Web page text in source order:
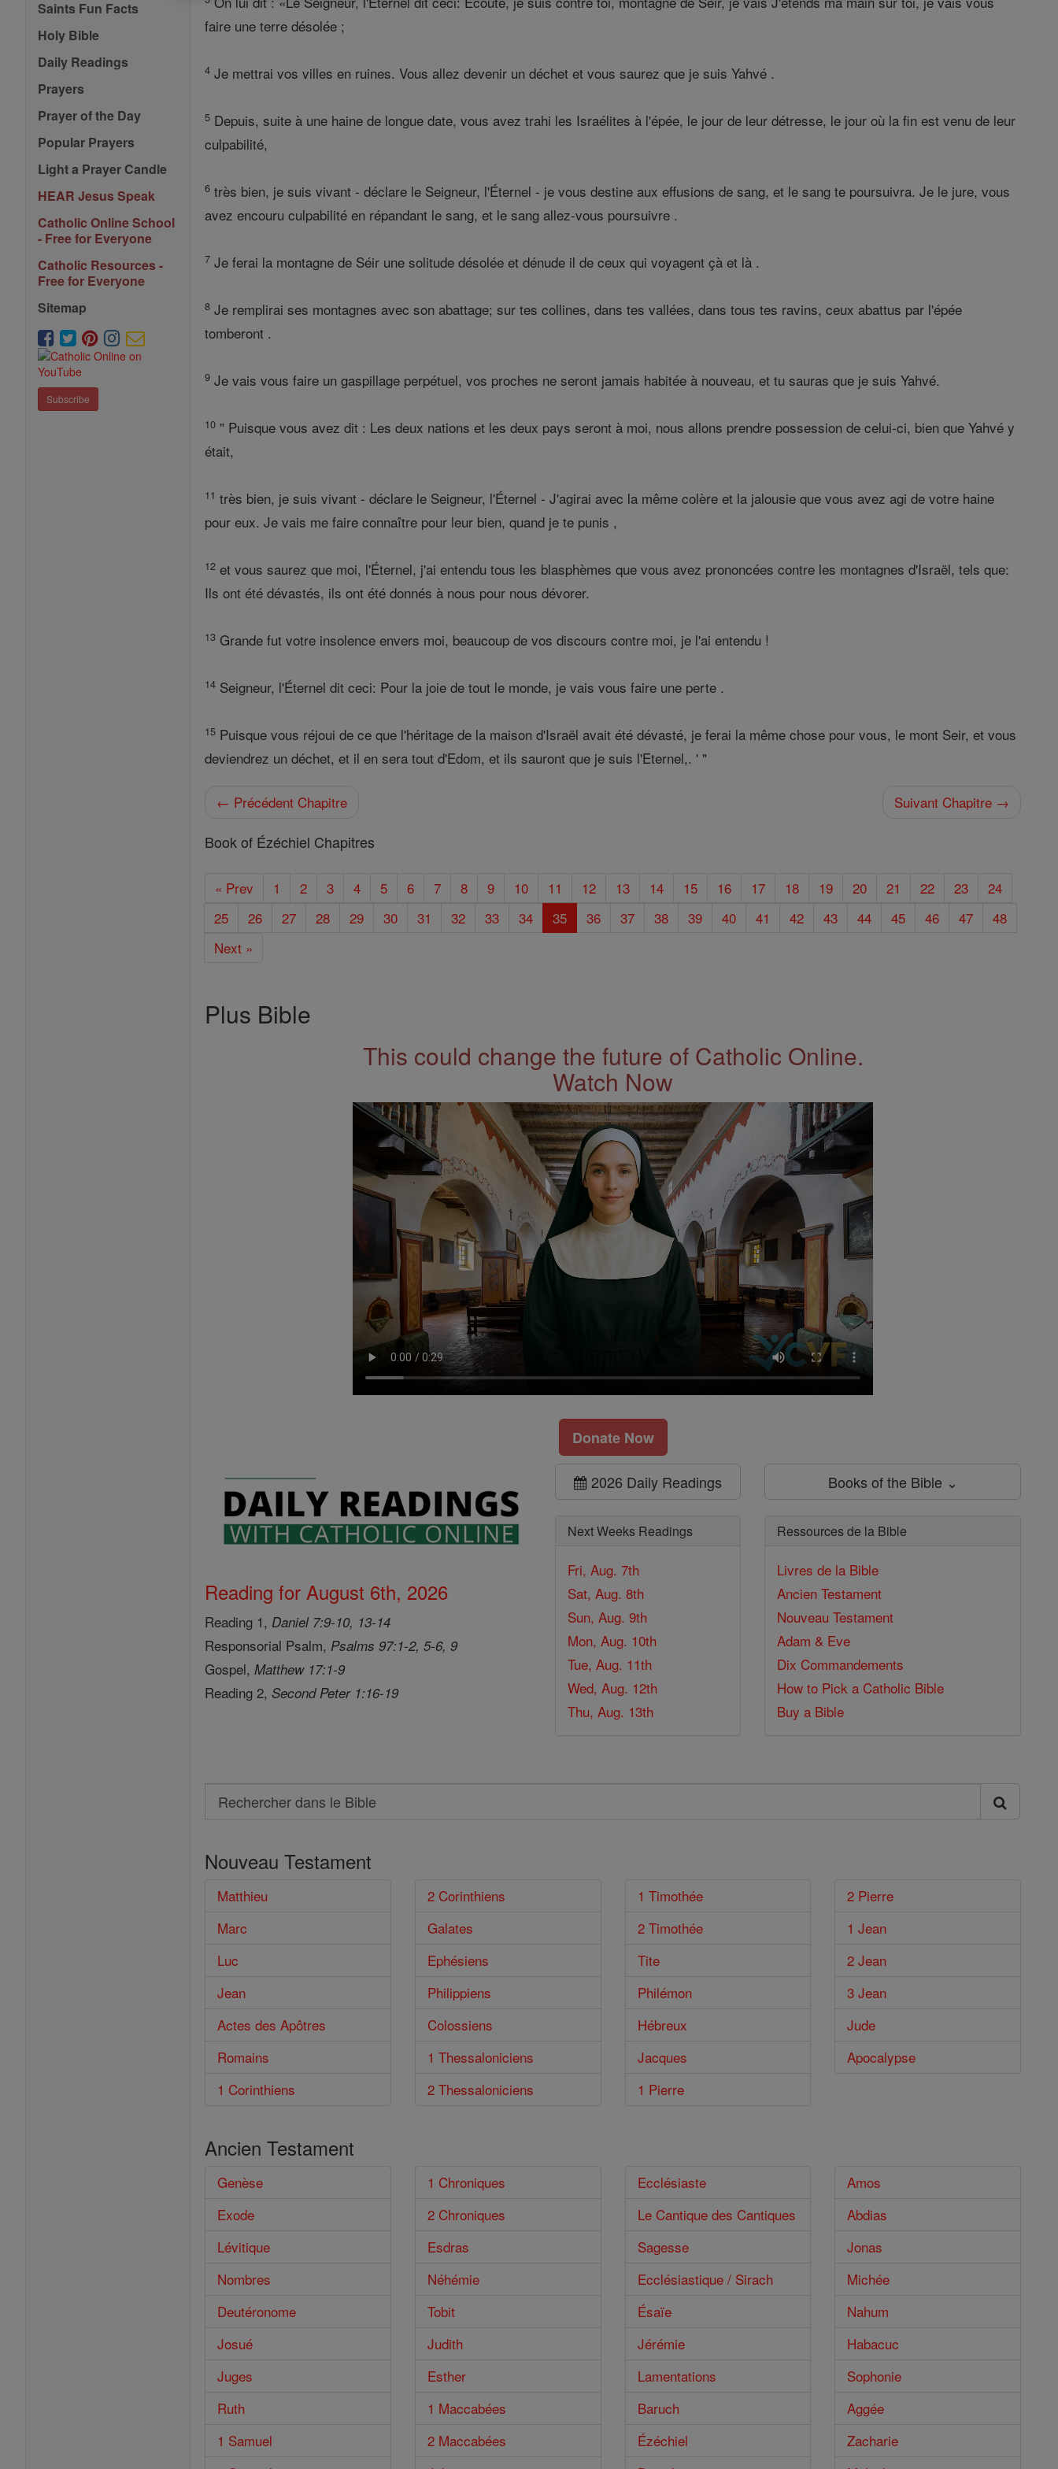
Saints Fun Facts
Holy Bible
Daily Readings
Prayers
Prayer of the Day
Popular Prayers
Light a Prayer Candle
HEAR Jesus Speak
Catholic Online School
- Free for Everyone
Catholic Resources -
Free for Everyone
Sitemap
Subscribe
faire une terre désolée ;
4 Je mettrai vos villes en ruines. Vous allez devenir un déchet et vous saurez que je suis Yahvé .
5 Depuis, suite à une haine de longue date, vous avez trahi les Israélites à l'épée, le jour de leur détresse, le jour où la fin est venu de leur
culpabilité,
6 très bien, je suis vivant - déclare le Seigneur, l'Éternel - je vous destine aux effusions de sang, et le sang te poursuivra. Je le jure, vous
avez encouru culpabilité en répandant le sang, et le sang allez-vous poursuivre .
7 Je ferai la montagne de Séir une solitude désolée et dénude il de ceux qui voyagent çà et là .
8 Je remplirai ses montagnes avec son abattage; sur tes collines, dans tes vallées, dans tous tes ravins, ceux abattus par l'épée
tomberont .
9 Je vais vous faire un gaspillage perpétuel, vos proches ne seront jamais habitée à nouveau, et tu sauras que je suis Yahvé.
10 " Puisque vous avez dit : Les deux nations et les deux pays seront à moi, nous allons prendre possession de celui-ci, bien que Yahvé y
était,
11 très bien, je suis vivant - déclare le Seigneur, l'Éternel - J'agirai avec la même colère et la jalousie que vous avez agi de votre haine
pour eux. Je vais me faire connaître pour leur bien, quand je te punis ,
12 et vous saurez que moi, l'Éternel, j'ai entendu tous les blasphèmes que vous avez prononcées contre les montagnes d'Israël, tels que:
Ils ont été dévastés, ils ont été donnés à nous pour nous dévorer.
13 Grande fut votre insolence envers moi, beaucoup de vos discours contre moi, je l'ai entendu !
14 Seigneur, l'Éternel dit ceci: Pour la joie de tout le monde, je vais vous faire une perte .
15 Puisque vous réjoui de ce que l'héritage de la maison d'Israël avait été dévasté, je ferai la même chose pour vous, le mont Seir, et vous
deviendrez un déchet, et il en sera tout d'Edom, et ils sauront que je suis l'Eternel,. ' "
← Précédent Chapitre Suivant Chapitre →
Book of Ézéchiel Chapitres
« Prev 1 2 3 4 5 6 7 8 9 10 11 12 13 14 15 16 17 18 19 20 21 22 23
24
25
26 27 28 29 30 31 32 33 34 35 36 37 38 39 40 41 42 43 44 45 46 47
48
Next »
Plus Bible
This could change the future of Catholic Online.
Watch Now
Donate Now
Reading for August 6th, 2026
Reading 1, Daniel 7:9-10, 13-14
Responsorial Psalm, Psalms 97:1-2, 5-6, 9
Gospel,Matthew 17:1-9
Reading 2,Second Peter 1:16-19
2026 Daily Readings
Next Weeks Readings
Fri, Aug. 7th
Sat, Aug. 8th
Sun, Aug. 9th
Mon, Aug. 10th
Tue, Aug. 11th
Wed, Aug. 12th
Thu, Aug. 13th
Books of the Bible ⌄
Ressources de la Bible
Livres de la Bible
Ancien Testament
Nouveau Testament
Adam & Eve
Dix Commandements
How to Pick a Catholic Bible
Buy a Bible
Search
Rechercher
le
Bible
Nouveau Testament
Matthieu
Marc
Luc
Jean
Actes des Apôtres
Romains
1 Corinthiens
2 Corinthiens
Galates
Ephésiens
Philippiens
Colossiens
1 Thessaloniciens
2 Thessaloniciens
1 Timothée
2 Timothée
Tite
Philémon
Hébreux
Jacques
1 Pierre
2 Pierre
1 Jean
2 Jean
3 Jean
Jude
Apocalypse
Ancien Testament
Genèse
Exode
Lévitique
Nombres
Deutéronome
Josué
Juges
Ruth
1 Samuel
1 Chroniques
2 Chroniques
Esdras
Néhémie
Tobit
Judith
Esther
1 Maccabées
2 Maccabées
Ecclésiaste
Le Cantique des Cantiques
Sagesse
Ecclésiastique / Sirach
Ésaïe
Jérémie
Lamentations
Baruch
Ézéchiel
Amos
Abdias
Jonas
Michée
Nahum
Habacuc
Sophonie
Aggée
Zacharie